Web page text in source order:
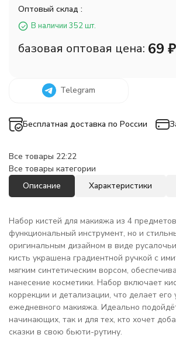
Оптовый склад :
В наличии 352 шт.
базовая оптовая цена: 69 ₽
Telegram
Бесплатная доставка по России
Все товары 22:22
Все товары категории
Описание
Характеристики
Набор кистей для макияжа из 4
функциональный инструмент, но и
оригинальным дизайном в виде
кисть украшена градиентной ручкой с
мягким синтетическим ворсом,
нанесение косметики. Набор включает
коррекции и детализации, что делает
ежедневного макияжа. Идеально
начинающих, так и для тех, кто хочет
сказки в свою бьюти-рутину.